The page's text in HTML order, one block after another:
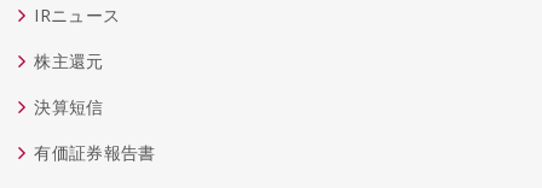
IRニュース
株主還元
決算短信
有価証券報告書